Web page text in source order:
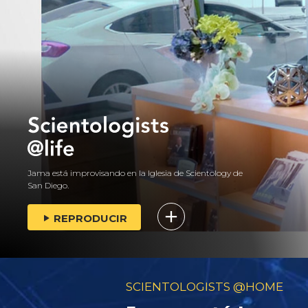
Jama está improvisando en la Iglesia de Scientology de
San Diego.
REPRODUCIR
SCIENTOLOGISTS @HOME